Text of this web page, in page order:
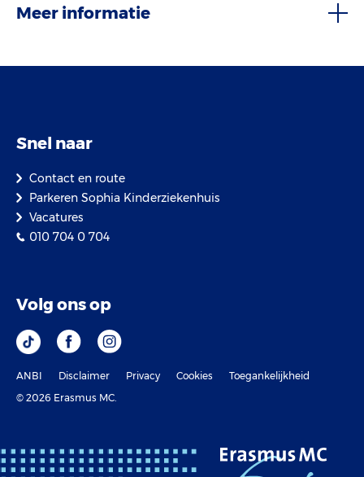
Meer informatie
Snel naar
Contact en route
Parkeren Sophia Kinderziekenhuis
Vacatures
010 704 0 704
Volg ons op
ANBI Disclaimer Privacy Cookies
Toegankelijkheid
© 2026 Erasmus MC.